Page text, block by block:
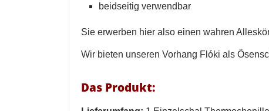
beidseitig verwendbar
Sie erwerben hier also einen wahren
Wir bieten unseren Vorhang Flóki als
Das Produkt: